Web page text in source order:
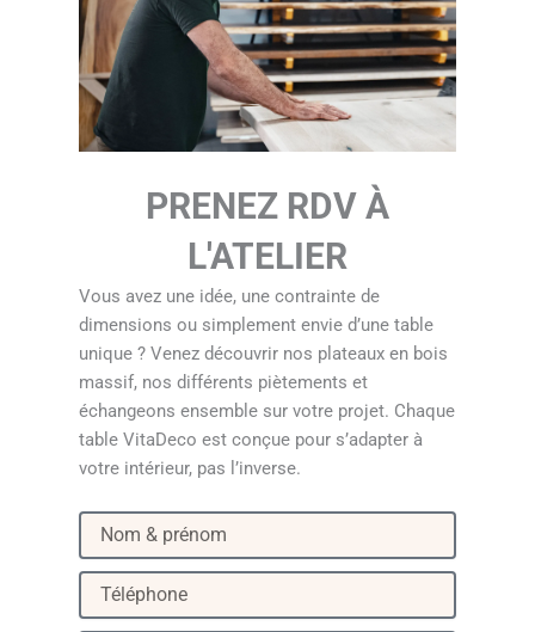
PRENEZ RDV À
L'ATELIER
Vous avez une idée, une contrainte de
dimensions ou simplement envie d’une table
unique ? Venez découvrir nos plateaux en bois
massif, nos différents piètements et
échangeons ensemble sur votre projet. Chaque
table VitaDeco est conçue pour s’adapter à
votre intérieur, pas l’inverse.
N
m
p
T